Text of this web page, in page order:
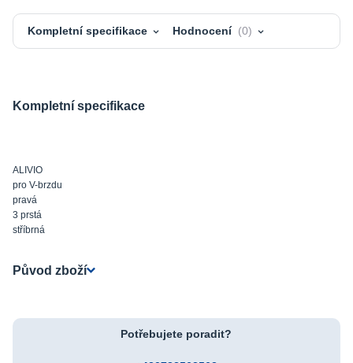
Kompletní specifikace Hodnocení 0
Kompletní specifikace
ALIVIO
pro V-brzdu
pravá
3 prstá
stříbrná
Původ zboží
Potřebujete poradit?